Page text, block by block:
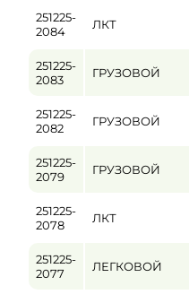
251225-
2084
ЛКТ
251225-
2083
ГРУЗОВОЙ
251225-
2082
ГРУЗОВОЙ
251225-
2079
ГРУЗОВОЙ
251225-
2078
ЛКТ
251225-
2077
ЛЕГКОВОЙ